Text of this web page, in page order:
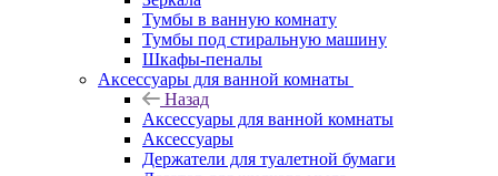
Тумбы в ванную комнату
Тумбы под стиральную машину
Шкафы-пеналы
Аксессуары для ванной комнаты
Назад
Аксессуары для ванной комнаты
Аксессуары
Держатели для туалетной бумаги